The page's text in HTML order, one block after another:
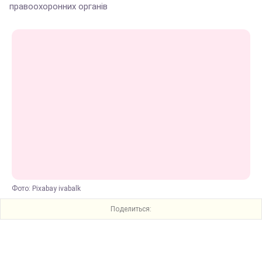
правоохоронних органів
Фото: Pixabay ivabalk
Поделиться: